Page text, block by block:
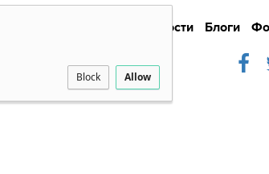
Block Allow
Новости Блоги